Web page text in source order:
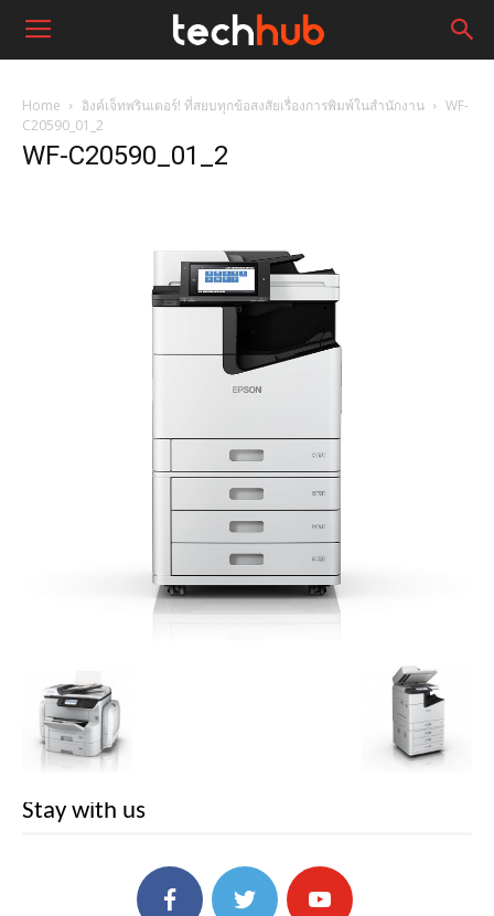
Home อิงค์เจ็ทพรินเตอร์! ที่สยบทุกข้อสงสัยเรื่องการพิมพ์ในสำนักงาน
WF-
C20590_01_2
WF-C20590_01_2
Stay with us